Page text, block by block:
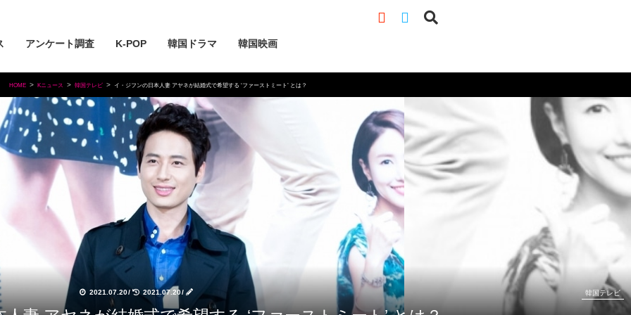
アンケート調査 K-POP 韓国ドラマ 韓国映画
HOME Kニュース 韓国テレビ イ・ジフンの日本人妻 アヤネが結婚式で希望する ‘ファーストミート’ とは？
2021.07.20/ 2021.07.20/ 韓国テレビ